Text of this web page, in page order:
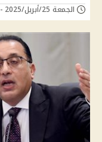
الجمعة 25/أبريل/2025 - 01:36 ص